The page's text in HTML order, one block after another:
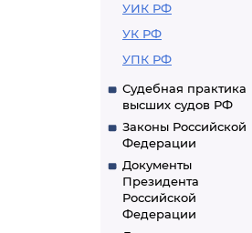
УИК РФ
УК РФ
УПК РФ
Судебная практика
высших судов РФ
Законы Российской
Федерации
Документы
Президента
Российской
Федерации